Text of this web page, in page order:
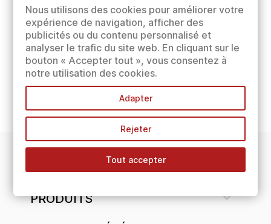
INFORMATIONS
PRODUITS 
Nous utilisons des cookies pour améliorer votre
expérience de navigation, afficher des
publicités ou du contenu personnalisé et
analyser le trafic du site web. En cliquant sur le
bouton « Accepter tout », vous consentez à
notre utilisation des cookies.
Adapter
Rejeter
Tout accepter